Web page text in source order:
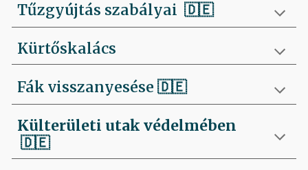
Tűzgyújtás szabályai🇩🇪
Kürtőskalács
Fák visszanyesése🇩🇪
Külterületi utak védelmében
🇩🇪